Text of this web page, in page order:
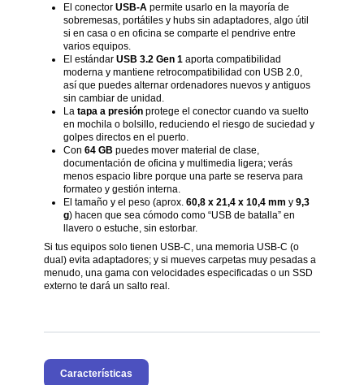
El conector USB-A permite usarlo en la mayoría de
sobremesas, portátiles y hubs sin adaptadores, algo útil
si en casa o en oficina se comparte el pendrive entre
varios equipos.
El estándar USB 3.2 Gen 1 aporta compatibilidad
moderna y mantiene retrocompatibilidad con USB 2.0,
así que puedes alternar ordenadores nuevos y antiguos
sin cambiar de unidad.
La tapa a presiónprotege el conector cuando va suelto
en mochila o bolsillo, reduciendo el riesgo de suciedad y
golpes directos en el puerto.
Con 64 GB puedes mover material de clase,
documentación de oficina y multimedia ligera; verás
menos espacio libre porque una parte se reserva para
formateo y gestión interna.
El tamaño y el peso (aprox. 60,8 x 21,4 x 10,4 mm y 9,3
g) hacen que sea cómodo como “USB de batalla” en
llavero o estuche, sin estorbar.
Si tus equipos solo tienen USB-C, una memoria USB-C (o
dual) evita adaptadores; y si mueves carpetas muy pesadas a
menudo, una gama con velocidades especificadas o un SSD
externo te dará un salto real.
Características